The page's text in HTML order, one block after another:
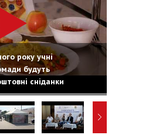
року учні
будуть
сніданки